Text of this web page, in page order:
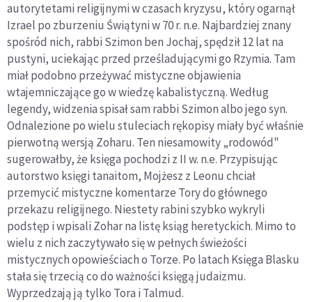
autorytetami religijnymi w czasach kryzysu, który ogarnął
Izrael po zburzeniu Świątyni w 70 r. n.e. Najbardziej znany
spośród nich, rabbi Szimon ben Jochaj, spędził 12 lat na
pustyni, uciekając przed prześladującymi go Rzymia. Tam
miał podobno przeżywać mistyczne objawienia
wtajemniczające go w wiedzę kabalistyczną. Według
legendy, widzenia spisał sam rabbi Szimon albo jego syn.
Odnalezione po wielu stuleciach rękopisy miały być właśnie
pierwotną wersją Zoharu. Ten niesamowity „rodowód"
sugerowałby, że księga pochodzi z II w. n.e. Przypisując
autorstwo księgi tanaitom, Mojżesz z Leonu chciał
przemycić mistyczne komentarze Tory do głównego
przekazu religijnego. Niestety rabini szybko wykryli
podstęp i wpisali Zohar na listę ksiąg heretyckich. Mimo to
wielu z nich zaczytywało się w pełnych świeżości
mistycznych opowieściach o Torze. Po latach Księga Blasku
stała się trzecią co do ważności księgą judaizmu.
Wyprzedzają ją tylko Tora i Talmud.